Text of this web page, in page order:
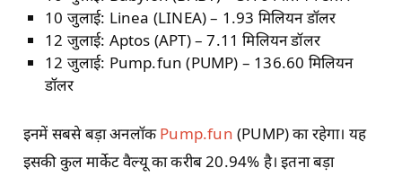
10 जुलाई: Linea (LINEA) – 1.93 मिलियन डॉलर
12 जुलाई: Aptos (APT) – 7.11 मिलियन डॉलर
12 जुलाई: Pump.fun (PUMP) – 136.60 मिलियन
डॉलर
इनमें सबसे बड़ा अनलॉकPump.fun (PUMP) का रहेगा। यह
इसकी कुल मार्केट वैल्यू का करीब 20.94% है। इतना बड़ा